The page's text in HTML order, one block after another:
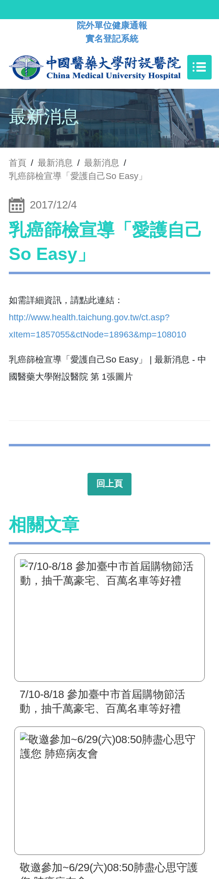
院外單位健康通報
實名登記系統
最新消息
首頁 / 最新消息 / 最新消息 /
乳癌篩檢宣導「愛護自己So Easy」
2017/12/4
乳癌篩檢宣導「愛護自己
So Easy」
如需詳細資訊，請點此連結：
http://www.health.taichung.gov.tw/ct.asp?
xItem=1857055&ctNode=18963&mp=108010
回上頁
相關文章
7/10-8/18 參加臺中市首屆購物節活
動，抽千萬豪宅、百萬名車等好禮
敬邀參加~6/29(六)08:50肺盡心思守護